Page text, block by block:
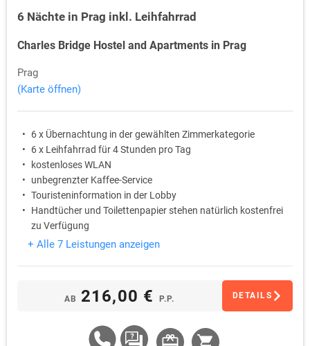
6 Nächte in Prag inkl. Leihfahrrad
Charles Bridge Hostel and Apartments in Prag
Prag
(Karte öffnen)
6 x Übernachtung in der gewählten Zimmerkategorie
6 x Leihfahrrad für 4 Stunden pro Tag
kostenloses WLAN
unbegrenzter Kaffee-Service
Touristeninformation in der Lobby
Handtücher und Toilettenpapier stehen natürlich kostenfrei
zu Verfügung
+ Alle 7 Leistungen anzeigen
AB 216,00 € P.P. DETAILS